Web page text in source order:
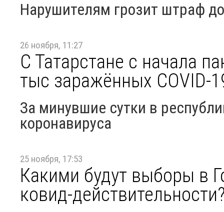
Нарушителям грозит штраф
26 ноября, 11:27
С Татарстане с начала
тыс заражённых COVID-
За минувшие сутки в
коронавируса
25 ноября, 17:53
Какими будут выборы в
ковид-